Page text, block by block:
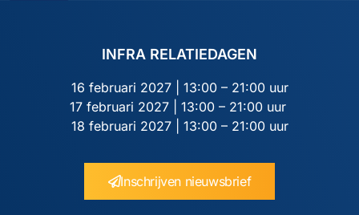
INFRA RELATIEDAGEN
16 februari 2027 | 13:00 – 21:00 uur
17 februari 2027 | 13:00 – 21:00 uur
18 februari 2027 | 13:00 – 21:00 uur
Inschrijven nieuwsbrief